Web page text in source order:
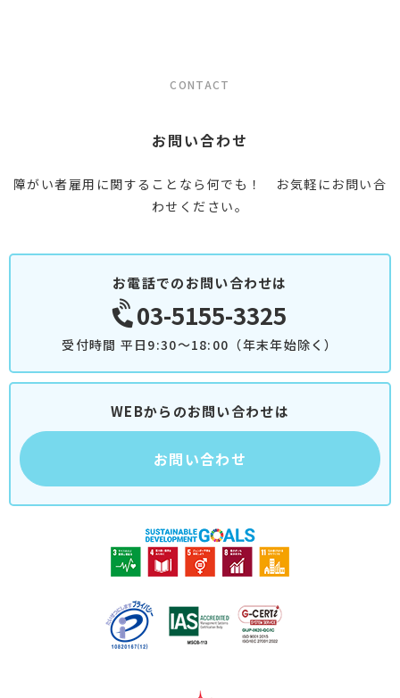
CONTACT
お問い合わせ
障がい者雇用に関することなら何でも！ お気軽にお問い合
わせください。
お電話でのお問い合わせは
03-5155-3325
受付時間 平日9:30～18:00（年末年始除く）
WEBからのお問い合わせは
お問い合わせ